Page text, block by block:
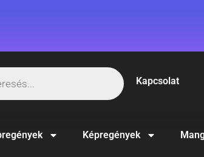
Kapcsolat
Képregények